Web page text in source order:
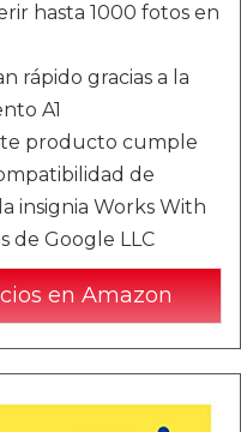
hasta 1000 fotos en
rápido gracias a la
A1
producto cumple
de
insignia Works With
de Google LLC
en Amazon